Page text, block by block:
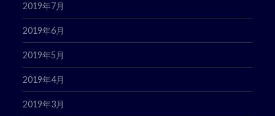
2019年7月
2019年6月
2019年5月
2019年4月
2019年3月